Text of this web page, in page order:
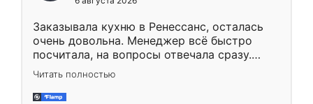
мебели буду заказывать только здесь.
Заказывала кухню в Ренессанс, осталась
очень довольна. Менеджер всё быстро
посчитала, на вопросы отвечала сразу.
Замерщик приехал в субботу, подошёл к
делу со всей ответственностью. Собрали
за день, ребята работали аккуратно, даже
Читать полностью